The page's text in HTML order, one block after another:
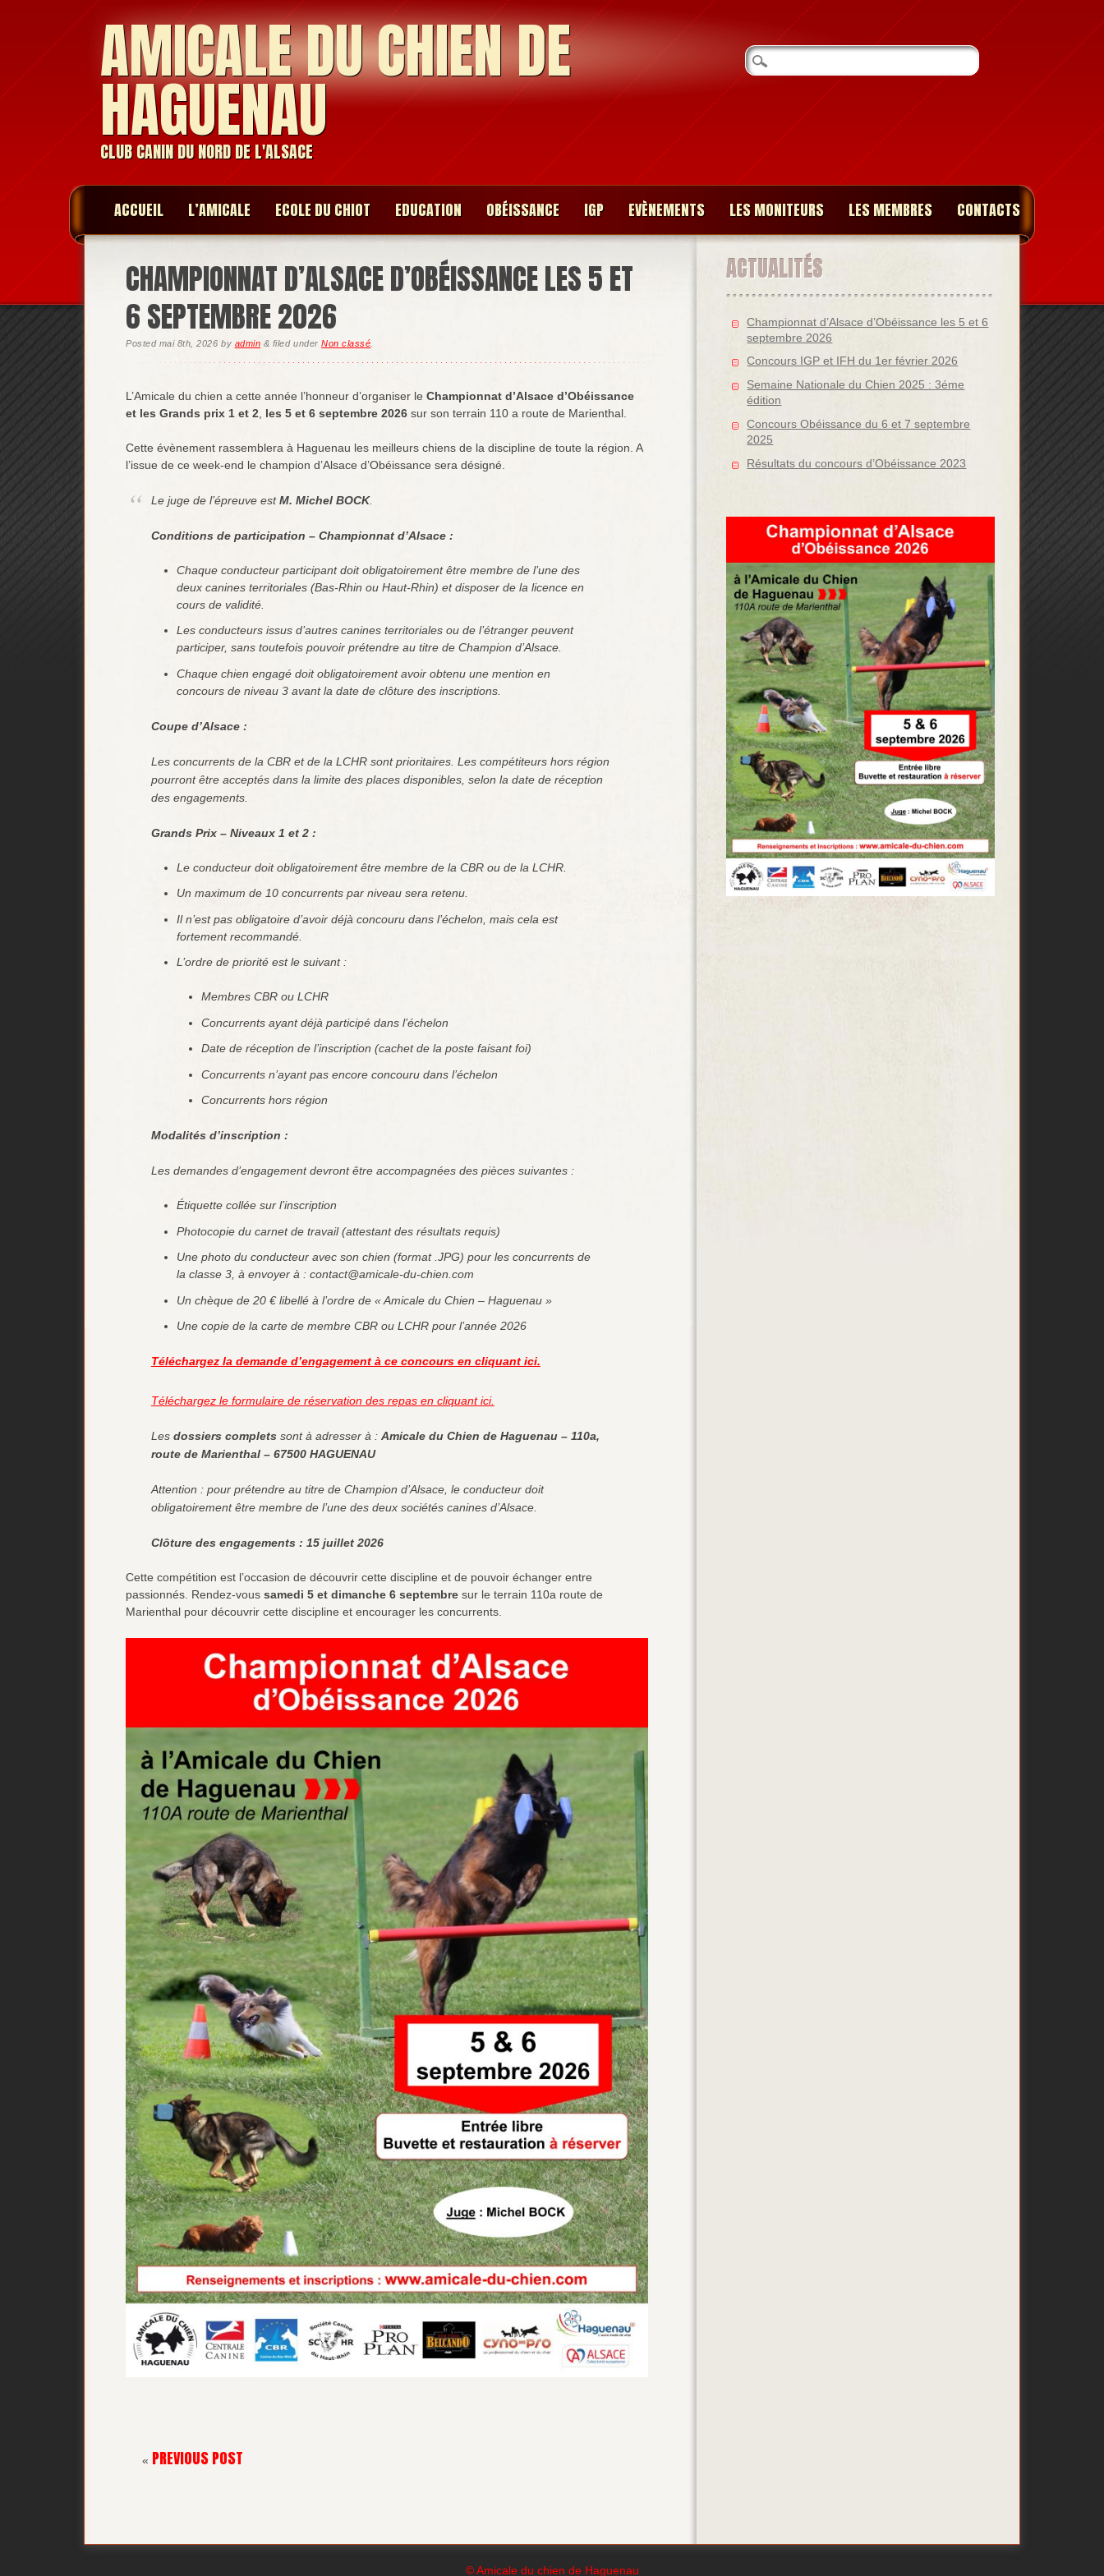
AMICALE DU CHIEN DE
HAGUENAU
CLUB CANIN DU NORD DE L'ALSACE
ACCUEIL L’AMICALE ECOLE DU CHIOT EDUCATION OBÉISSANCE IGP EVÈNEMENTS LES MONITEURS LES MEMBRES CONTACTS
CHAMPIONNAT D’ALSACE D’OBÉISSANCE LES 5 ET
6 SEPTEMBRE 2026
Posted mai 8th, 2026 by admin & filed underNon classé
L’Amicale du chien a cette année l’honneur d’organiser le Championnat d’Alsace d’Obéissance
et les Grands prix 1 et 2
les 5 et 6 septembre 2026 sur son terrain 110 a route de Marienthal.
Cette évènement rassemblera à Haguenau les meilleurs chiens de la discipline de toute la région. A
l’issue de ce week-end le champion d’Alsace d’Obéissance sera désigné.
Le juge de l’épreuve estM. Michel BOCK.
Conditions de participation – Championnat d’Alsace :
Chaque conducteur participant doit obligatoirement être membre de l’une des
deux canines territoriales (Bas-Rhin ou Haut-Rhin) et disposer de la licence en
cours de validité.
Les conducteurs issus d’autres canines territoriales ou de l’étranger peuvent
participer, sans toutefois pouvoir prétendre au titre de Champion d’Alsace.
Chaque chien engagé doit obligatoirement avoir obtenu une mention en
concours de niveau 3 avant la date de clôture des inscriptions.
Coupe d’Alsace :
Les concurrents de la CBR et de la LCHR sont prioritaires. Les compétiteurs hors région
pourront être acceptés dans la limite des places disponibles, selon la date de réception
des engagements.
Grands Prix – Niveaux 1 et 2 :
Le conducteur doit obligatoirement être membre de la CBR ou de la LCHR.
Un maximum de 10 concurrents par niveau sera retenu.
Il n’est pas obligatoire d’avoir déjà concouru dans l’échelon, mais cela est
fortement recommandé.
L’ordre de priorité est le suivant :
Membres CBR ou LCHR
Concurrents ayant déjà participé dans l’échelon
Date de réception de l’inscription (cachet de la poste faisant foi)
Concurrents n’ayant pas encore concouru dans l’échelon
Concurrents hors région
Modalités d’inscription :
Les demandes d’engagement devront être accompagnées des pièces suivantes :
Étiquette collée sur l’inscription
Photocopie du carnet de travail (attestant des résultats requis)
Une photo du conducteur avec son chien (format .JPG) pour les concurrents de
la classe 3, à envoyer à : contact@amicale-du-chien.com
Un chèque de 20 € libellé à l’ordre de « Amicale du Chien – Haguenau »
Une copie de la carte de membre CBR ou LCHR pour l’année 2026
Téléchargez la demande d’engagement à ce concours en cliquant ici.
Téléchargez le formulaire de réservation des repas en cliquant ici.
Les dossiers completssont à adresser à : Amicale du Chien de Haguenau – 110a,
route de Marienthal – 67500 HAGUENAU
Attention : pour prétendre au titre de Champion d’Alsace, le conducteur doit
obligatoirement être membre de l’une des deux sociétés canines d’Alsace.
Clôture des engagements : 15 juillet 2026
Cette compétition est l’occasion de découvrir cette discipline et de pouvoir échanger entre
passionnés. Rendez-vous samedi 5 et dimanche 6 septembre sur le terrain 110a route de
Marienthal pour découvrir cette discipline et encourager les concurrents.
« PREVIOUS POST
ACTUALITÉS
Championnat d’Alsace d’Obéissance les 5 et 6
septembre 2026
Concours IGP et IFH du 1er février 2026
Semaine Nationale du Chien 2025 : 3éme
édition
Concours Obéissance du 6 et 7 septembre
2025
Résultats du concours d’Obéissance 2023
© Amicale du chien de Haguenau